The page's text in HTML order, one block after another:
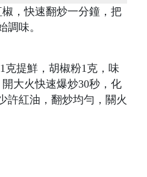
，快速翻炒一分鐘，把
調味。
克提鮮，胡椒粉1克，味
大火快速爆炒30秒，化
許紅油，翻炒均勻，關火